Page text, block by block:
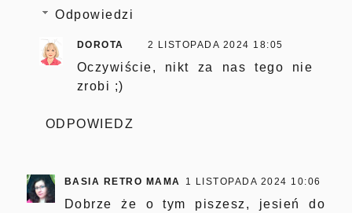
Odpowiedzi
DOROTA 2 LISTOPADA 2024 18:05
Oczywiście, nikt za nas tego nie
zrobi ;)
ODPOWIEDZ
BASIA RETRO MAMA 1 LISTOPADA 2024 10:06
Dobrze że o tym piszesz, jesień do